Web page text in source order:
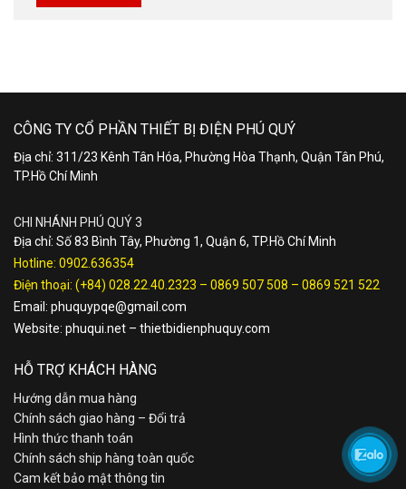
CÔNG TY CỔ PHẦN THIẾT BỊ ĐIỆN PHÚ QUÝ
Địa chỉ: 311/23 Kênh Tân Hóa, Phường Hòa Thạnh, Quận Tân Phú,
TP.Hồ Chí Minh
CHI NHÁNH PHÚ QUÝ 3
Địa chỉ: Số 83 Bình Tây, Phường 1, Quận 6, TP.Hồ Chí Minh
Hotline: 0902.636354
Điện thoại: (+84) 028.22.40.2323 – 0869 507 508 – 0869 521 522
Email: phuquypqe@gmail.com
Website: phuqui.net – thietbidienphuquy.com
HỖ TRỢ KHÁCH HÀNG
Hướng dẫn mua hàng
Chính sách giao hàng – Đổi trả
Hình thức thanh toán
Chính sách ship hàng toàn quốc
Cam kết bảo mật thông tin